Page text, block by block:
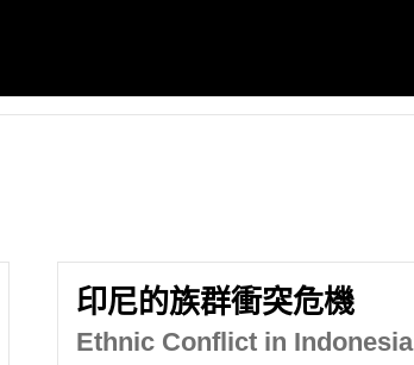
印尼的族群衝突危機
Ethnic Conflict in Indonesia